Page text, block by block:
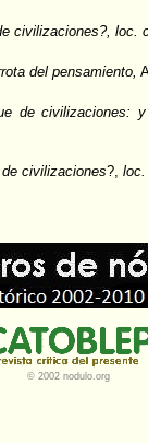
civilizaciones?, loc.
del pensamiento,
de civilizaciones:
civilizaciones?,
© 2002 nodulo.org